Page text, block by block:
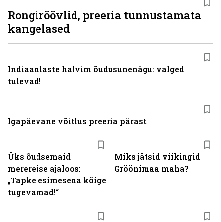
Üks õudsemaid
merereise ajaloos:
„Tapke esimesena kõige
tugevamad!“
Miks jätsid viikingid
Gröönimaa maha?
Rongiröövlid, preeria tunnustamata
kangelased
Indiaanlaste halvim õudusunenägu: valged
tulevad!
Igapäevane võitlus preeria pärast